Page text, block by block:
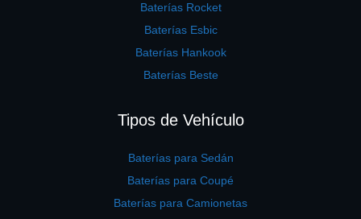
Baterías Rocket
Baterías Esbic
Baterías Hankook
Baterías Beste
Tipos de Vehículo
Baterías para Sedán
Baterías para Coupé
Baterías para Camionetas